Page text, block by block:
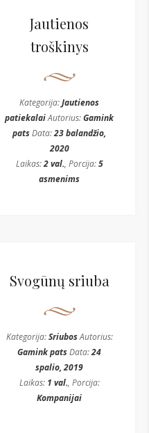
Jautienos
troškinys
Kategorija:Jautienos
patiekalaiAutorius:Gamink
patsData:23 balandžio,
2020
Laikas:2 val., Porcija:5
asmenims
Svogūnų sriuba
Kategorija:SriubosAutorius:
Gamink patsData:24
spalio, 2019
Laikas: 1 val., Porcija:
Kompanijai